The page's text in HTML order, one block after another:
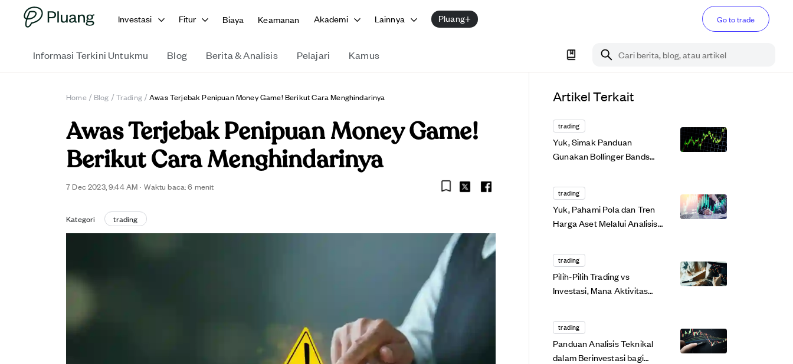
Investasi Fitur Biaya Keamanan Akademi Lainnya Pluang+ Go to trade
Informasi Terkini Untukmu Blog Berita & Analisis Pelajari Kamus Cari berita, blog, atau artikel
Home / Blog / Trading / Awas Terjebak Penipuan Money Game! Berikut Cara Menghindarinya
Awas Terjebak Penipuan Money Game!
Berikut Cara Menghindarinya
7 Dec 2023, 9:44 AM · Waktu baca:6 menit
Kategori trading
Artikel Terkait
trading
Yuk, Simak Panduan
Gunakan Bollinger Bands
trading
Yuk, Pahami Pola dan Tren
Harga Aset Melalui Analisis
trading
Pilih-Pilih Trading vs
Investasi, Mana Aktivitas
trading
Panduan Analisis Teknikal
dalam Berinvestasi bagi